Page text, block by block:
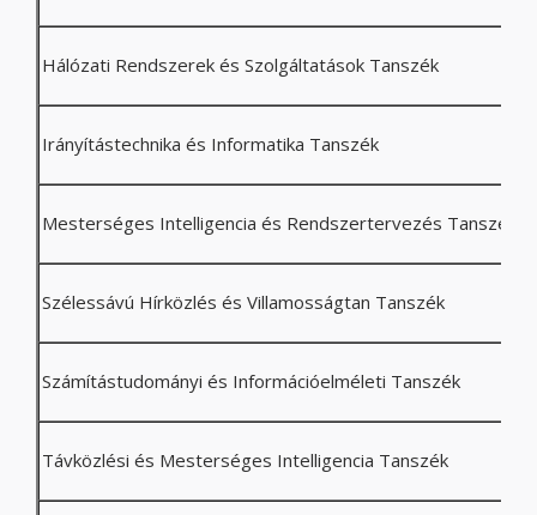
Hálózati Rendszerek és Szolgáltatások Tanszék
Irányítástechnika és Informatika Tanszék
Mesterséges Intelligencia és Rendszertervezés Tanszék
Szélessávú Hírközlés és Villamosságtan Tanszék
Számítástudományi és Információelméleti Tanszék
Távközlési és Mesterséges Intelligencia Tanszék